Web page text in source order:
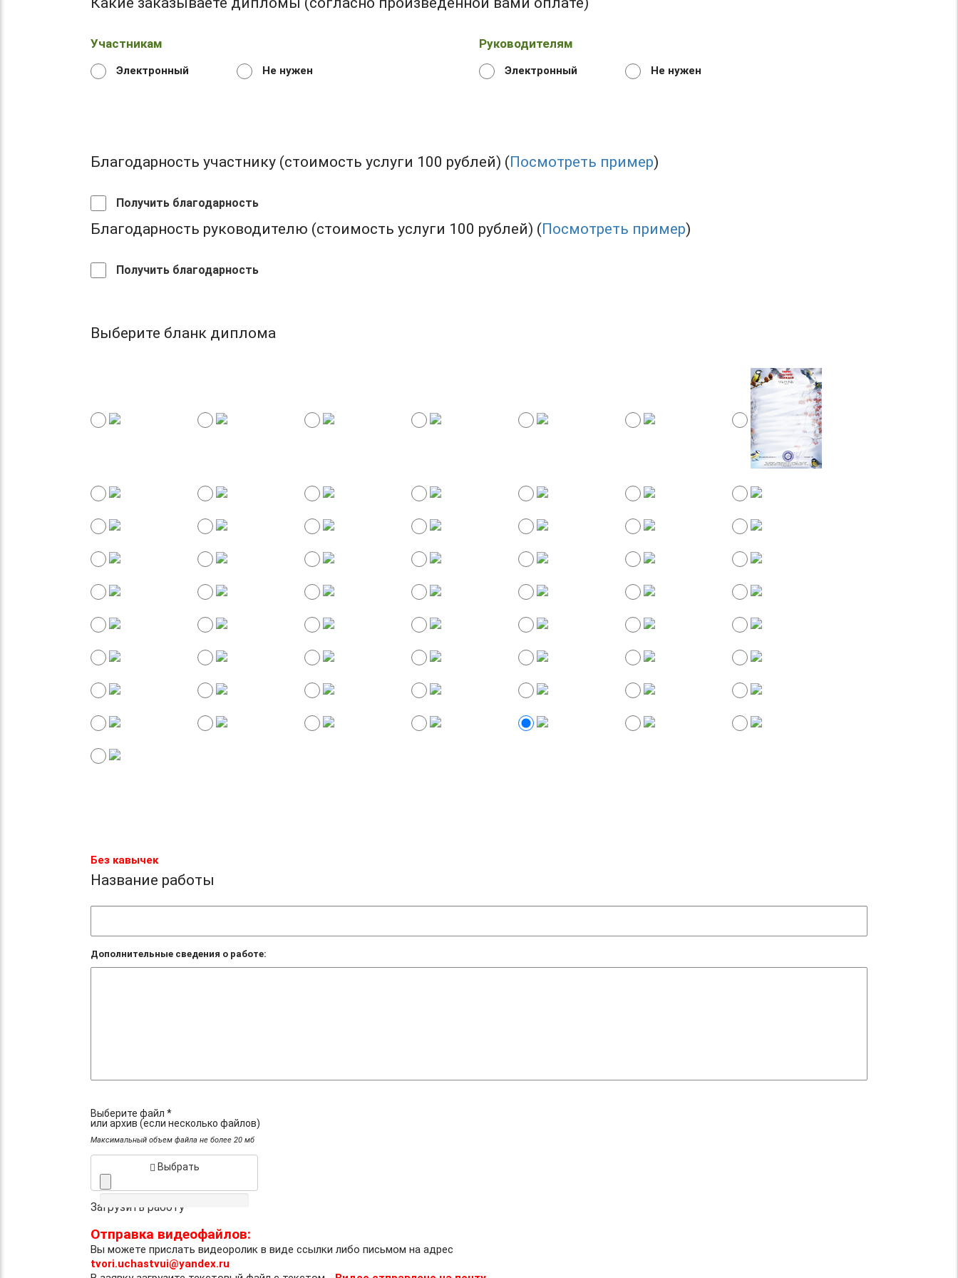
Участникам Руководителям
Электронный Не нужен Электронный Не нужен
Благодарность участнику (стоимость услуги 100 рублей) (Посмотреть пример)
Получить благодарность
Благодарность руководителю (стоимость услуги 100 рублей) (Посмотреть пример)
Получить благодарность
Выберите бланк диплома
Без кавычек
Название работы
Дополнительные сведения о работе:
Выберите файл *
или архив (если несколько файлов)
Максимальный объем файла не более 20 мб
Выбрать
Загрузить работу
Отправка видеофайлов:
Вы можете прислать видеоролик в виде ссылки либо письмом на адрес
tvori.uchastvui@yandex.ru